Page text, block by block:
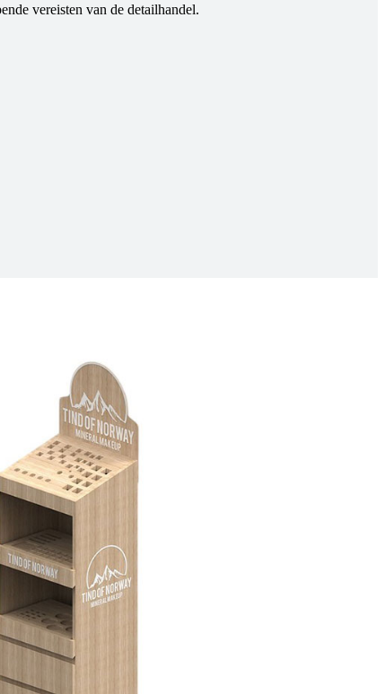
vereisten van de detailhandel.